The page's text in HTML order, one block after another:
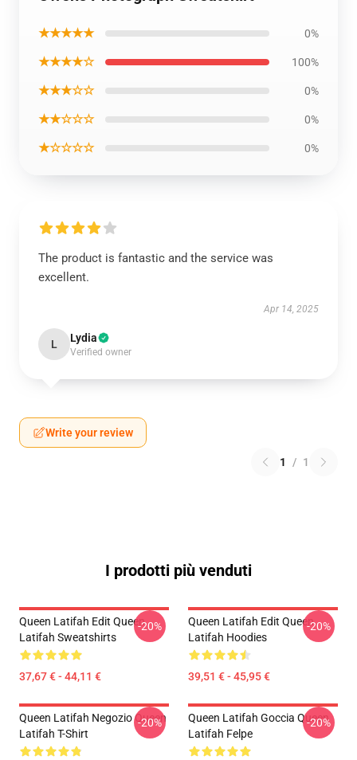
★★★★★ 0%
★★★★☆ 100%
★★★☆☆ 0%
★★☆☆☆ 0%
★☆☆☆☆ 0%
The product is fantastic and the service was
excellent.
Apr 14, 2025
L Lydia
Verified owner
Write your review
1 / 1
I prodotti più venduti
Queen Latifah Edit Queen
Latifah Sweatshirts
37,67 € - 44,11 €
-20%
Queen Latifah Edit Queen
Latifah Hoodies
39,51 € - 45,95 €
-20%
Queen Latifah Negozio Queen
Latifah T-Shirt
-20%
Queen Latifah Goccia Queen
Latifah Felpe
-20%